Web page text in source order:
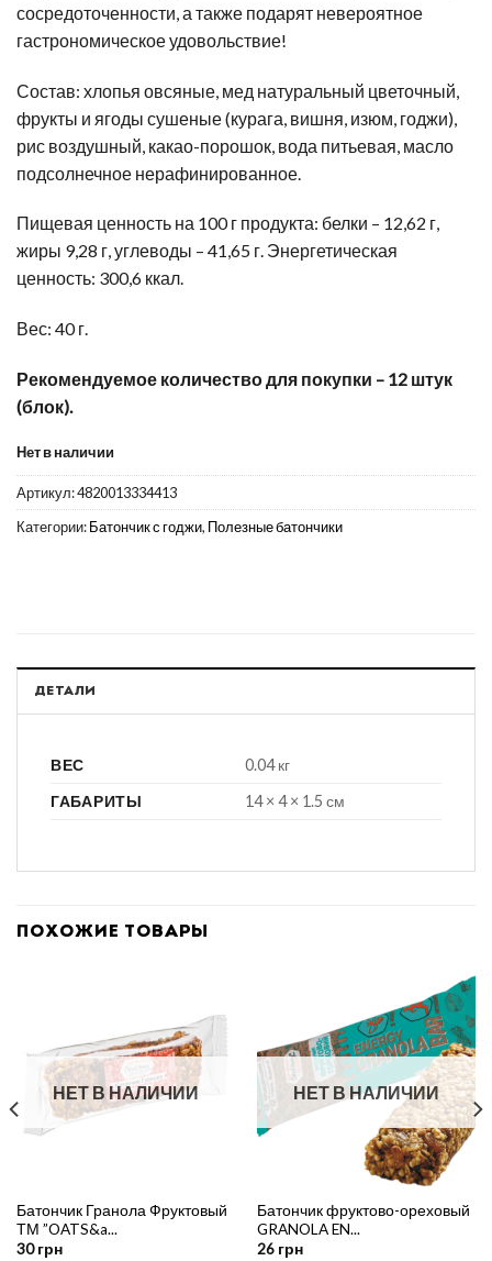
сосредоточенности, а также подарят невероятное
гастрономическое удовольствие!
Состав: хлопья овсяные, мед натуральный цветочный,
фрукты и ягоды сушеные (курага, вишня, изюм, годжи),
рис воздушный, какао-порошок, вода питьевая, масло
подсолнечное нерафинированное.
Пищевая ценность на 100 г продукта: белки – 12,62 г,
жиры 9,28 г, углеводы – 41,65 г. Энергетическая
ценность: 300,6 ккал.
Вес: 40 г.
Рекомендуемое количество для покупки – 12 штук
(блок).
Нет в наличии
Артикул:4820013334413
Категории:Батончик с годжи, Полезные батончики
ДЕТАЛИ
ВЕС
0.04 кг
ГАБАРИТЫ
14 × 4 × 1.5 см
ПОХОЖИЕ ТОВАРЫ
НЕТ В НАЛИЧИИ
Батончик Гранола Фруктовый
ТМ ”OATS&a...
30грн
НЕТ В НАЛИЧИИ
Батончик фруктово-ореховый
GRANOLA EN...
26 грн